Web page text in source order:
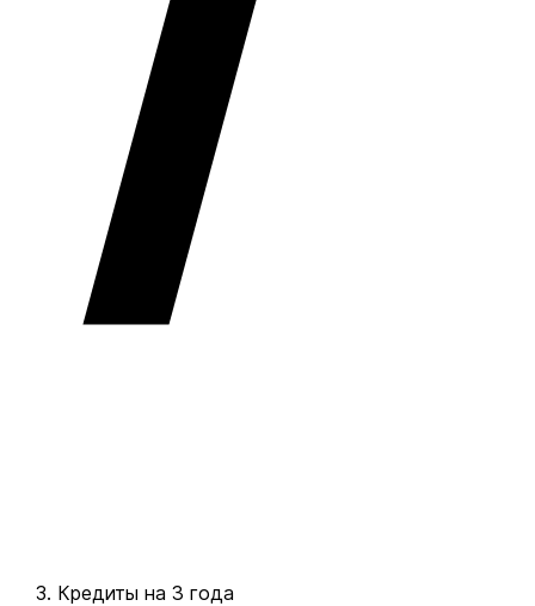
Кредиты на 3 года